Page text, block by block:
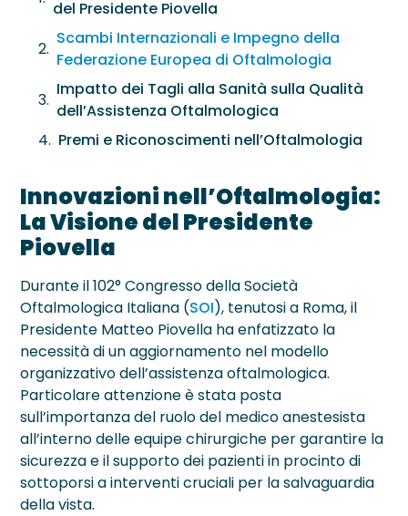
del Presidente Piovella
Scambi Internazionali e Impegno della
Federazione Europea di Oftalmologia
Impatto dei Tagli alla Sanità sulla Qualità
dell’Assistenza Oftalmologica
Premi e Riconoscimenti nell’Oftalmologia
Innovazioni nell’Oftalmologia:
La Visione del Presidente
Piovella
Durante il 102° Congresso della Società
Oftalmologica Italiana (SOI), tenutosi a Roma, il
Presidente Matteo Piovella ha enfatizzato la
necessità di un aggiornamento nel modello
organizzativo dell’assistenza oftalmologica.
Particolare attenzione è stata posta
sull’importanza del ruolo del medico anestesista
all’interno delle equipe chirurgiche per garantire la
sicurezza e il supporto dei pazienti in procinto di
sottoporsi a interventi cruciali per la salvaguardia
della vista.
Maculopatie
Occhio Secco
Retinopatie ›
Neurite Ottica
OCT – Segmento Posteriore
OCT – Segmento Anteriore
Pachimetria
Pupillometria
Topografia Corneale